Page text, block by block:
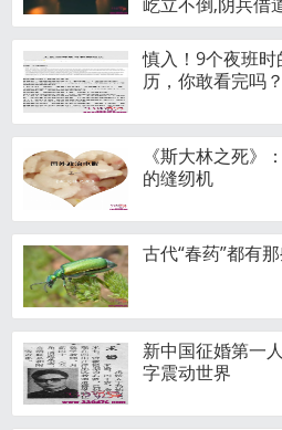
慎入！9个夜班
历，你敢看完吗？
《斯大林之死》
的缝纫机
古代“春药”都有
新中国征婚第一
字震动世界